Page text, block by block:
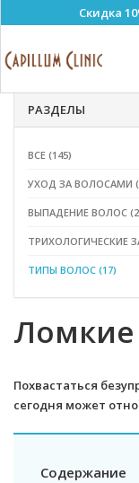
Скидка
Полезные
РАЗДЕЛЫ
ВСЕ (145)
УХОД ЗА ВОЛОСАМИ
ВЫПАДЕНИЕ ВОЛОС
ТРИХОЛОГИЧЕСКИЕ
ТИПЫ ВОЛОС (17)
Ломкие
Похвастаться
сегодня может
Содержание